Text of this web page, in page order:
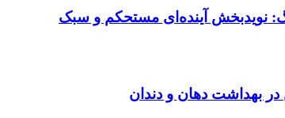
نویدبخش آینده‌ای مستحکم و سبک
در بهداشت دهان و دندان